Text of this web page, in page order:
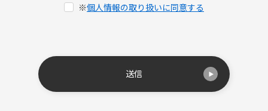
※個人情報の取り扱いに同意する
送信